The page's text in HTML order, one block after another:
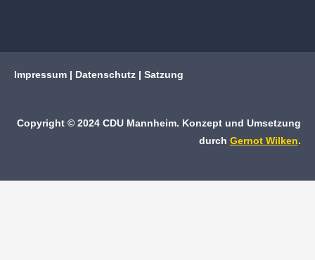
Impressum Datenschutz Satzung
Copyright © 2024 CDU Mannheim. Konzept und Umsetzung
durch Gernot Wilken.